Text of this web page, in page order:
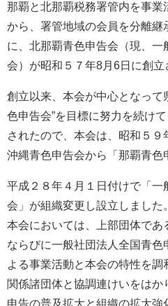
那覇と北那覇税務署管内を事業
から、署管地域の会員を分離継
に、北那覇青色申告会（現、
会）が昭和５７年8月6日に創立
創立以来、本会が中心となって
色申告会”を目標に努力を続け
されたので、本会は、昭和５９
沖縄青色申告会から「那覇青色
平成２８年４月１日付けで「一
会」が組織変更し設立しました。
本会においては、上部団体であ
ならびに一般社団法人全国青色
よる事業活動と本会の特性を
関係諸団体と協調連けいをはか
申告の普及拡大と組織の拡大強